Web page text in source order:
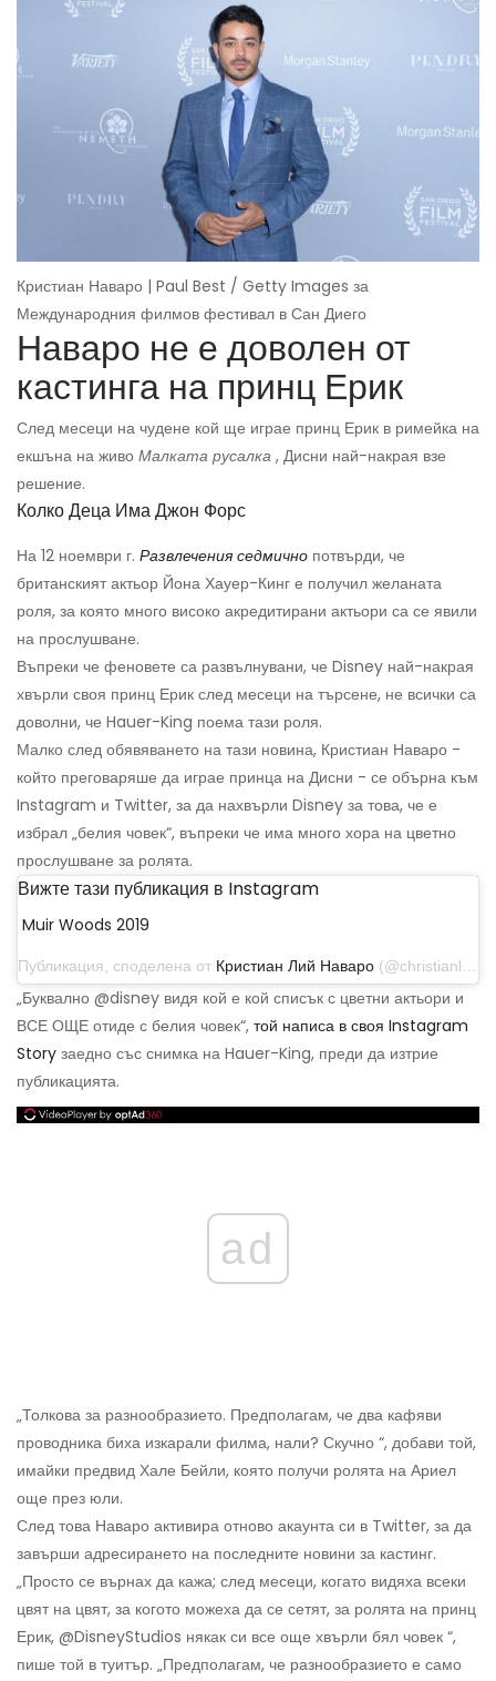
Кристиан Наваро | Paul Best / Getty Images за
Международния филмов фестивал в Сан Диего
Наваро не е доволен от
кастинга на принц Ерик
След месеци на чудене кой ще играе принц Ерик в римейка на
екшъна на живо Малката русалка , Дисни най-накрая взе
решение.
Колко Деца Има Джон Форс
На 12 ноември г. Развлечения седмично потвърди, че
британският актьор Йона Хауер-Кинг е получил желаната
роля, за която много високо акредитирани актьори са се явили
на прослушване.
Въпреки че феновете са развълнувани, че Disney най-накрая
хвърли своя принц Ерик след месеци на търсене, не всички са
доволни, че Hauer-King поема тази роля.
Малко след обявяването на тази новина, Кристиан Наваро -
който преговаряше да играе принца на Дисни - се обърна към
Instagram и Twitter, за да нахвърли Disney за това, че е
избрал „белия човек“, въпреки че има много хора на цветно
прослушване за ролята.
Вижте тази публикация в Instagram
Muir Woods 2019
Публикация, споделена от Кристиан Лий Наваро (@christianleenavarro) на 20 октомври 2019 г. в 17:19 ч. PDT
„Буквално @disney видя кой е кой списък с цветни актьори и
ВСЕ ОЩЕ отиде с белия човек“, той написа в своя Instagram
Story заедно със снимка на Hauer-King, преди да изтрие
публикацията.
ad
„Толкова за разнообразието. Предполагам, че два кафяви
проводника биха изкарали филма, нали? Скучно “, добави той,
имайки предвид Хале Бейли, която получи ролята на Ариел
още през юли.
След това Наваро активира отново акаунта си в Twitter, за да
завърши адресирането на последните новини за кастинг.
„Просто се върнах да кажа; след месеци, когато видяха всеки
цвят на цвят, за когото можеха да се сетят, за ролята на принц
Ерик, @DisneyStudios някак си все още хвърли бял човек “,
пише той в туитър. „Предполагам, че разнообразието е само